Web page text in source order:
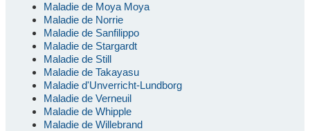
Maladie de Moya Moya
Maladie de Norrie
Maladie de Sanfilippo
Maladie de Stargardt
Maladie de Still
Maladie de Takayasu
Maladie d'Unverricht-Lundborg
Maladie de Verneuil
Maladie de Whipple
Maladie de Willebrand